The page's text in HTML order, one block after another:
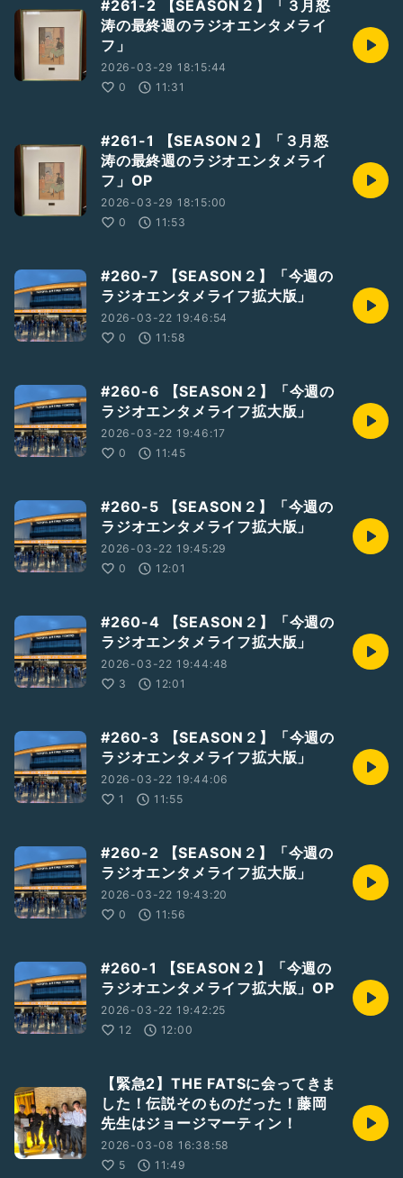
#261-2 【SEASON２】「３月怒
涛の最終週のラジオエンタメライ
フ」
2026-03-29 18:15:44
0
11:31
#261-1 【SEASON２】「３月怒
涛の最終週のラジオエンタメライ
フ」OP
2026-03-29 18:15:00
0
11:53
#260-7 【SEASON２】「今週の
ラジオエンタメライフ拡大版」
2026-03-22 19:46:54
0
11:58
#260-6 【SEASON２】「今週の
ラジオエンタメライフ拡大版」
2026-03-22 19:46:17
0
11:45
#260-5 【SEASON２】「今週の
ラジオエンタメライフ拡大版」
2026-03-22 19:45:29
0
12:01
#260-4 【SEASON２】「今週の
ラジオエンタメライフ拡大版」
2026-03-22 19:44:48
3
12:01
#260-3 【SEASON２】「今週の
ラジオエンタメライフ拡大版」
2026-03-22 19:44:06
1
11:55
#260-2 【SEASON２】「今週の
ラジオエンタメライフ拡大版」
2026-03-22 19:43:20
0
11:56
#260-1 【SEASON２】「今週の
ラジオエンタメライフ拡大版」OP
2026-03-22 19:42:25
12
12:00
【緊急2】THE FATSに会ってきま
した！伝説そのものだった！藤岡
先生はジョージマーティン！
2026-03-08 16:38:58
5
11:49